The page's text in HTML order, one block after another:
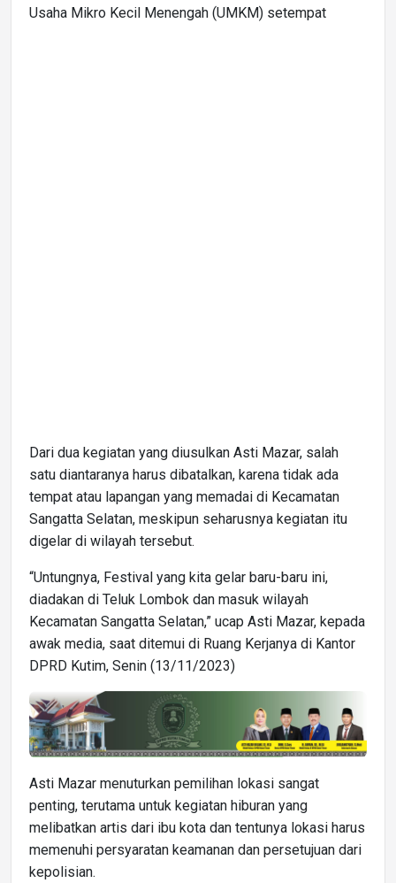
Usaha Mikro Kecil Menengah (UMKM) setempat
Dari dua kegiatan yang diusulkan Asti Mazar, salah
satu diantaranya harus dibatalkan, karena tidak ada
tempat atau lapangan yang memadai di Kecamatan
Sangatta Selatan, meskipun seharusnya kegiatan itu
digelar di wilayah tersebut.
“Untungnya, Festival yang kita gelar baru-baru ini,
diadakan di Teluk Lombok dan masuk wilayah
Kecamatan Sangatta Selatan,” ucap Asti Mazar, kepada
awak media, saat ditemui di Ruang Kerjanya di Kantor
DPRD Kutim, Senin (13/11/2023)
Asti Mazar menuturkan pemilihan lokasi sangat
penting, terutama untuk kegiatan hiburan yang
melibatkan artis dari ibu kota dan tentunya lokasi harus
memenuhi persyaratan keamanan dan persetujuan dari
kepolisian.